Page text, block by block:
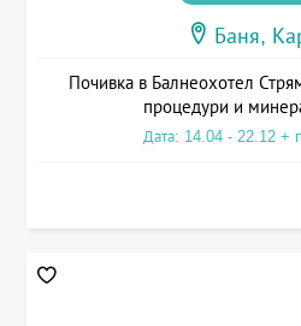
Баня,
Почивка в Балнеохотел
процедури и
Дата: 14.04 - 22.12 +